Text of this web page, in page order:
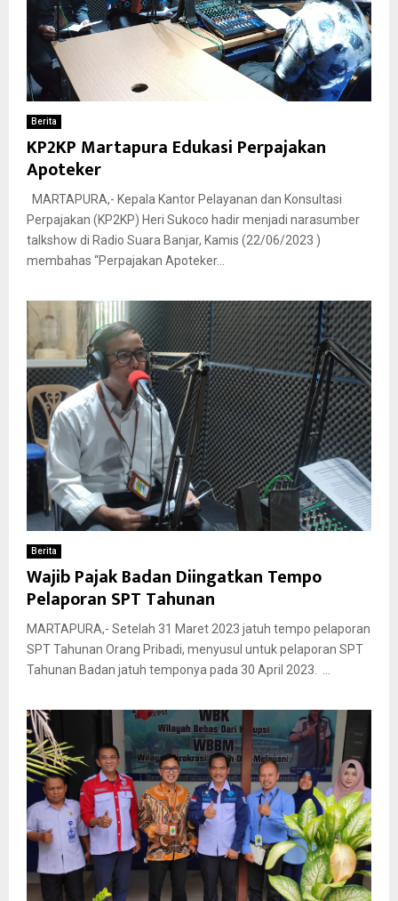
Berita
KP2KP Martapura Edukasi Perpajakan
Apoteker
MARTAPURA,- Kepala Kantor Pelayanan dan Konsultasi
Perpajakan (KP2KP) Heri Sukoco hadir menjadi narasumber
talkshow di Radio Suara Banjar, Kamis (22/06/2023 )
membahas “Perpajakan Apoteker...
Berita
Wajib Pajak Badan Diingatkan Tempo
Pelaporan SPT Tahunan
MARTAPURA,- Setelah 31 Maret 2023 jatuh tempo pelaporan
SPT Tahunan Orang Pribadi, menyusul untuk pelaporan SPT
Tahunan Badan jatuh temponya pada 30 April 2023. ...